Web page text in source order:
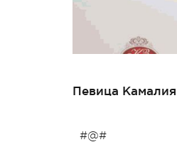
Певица
#@#